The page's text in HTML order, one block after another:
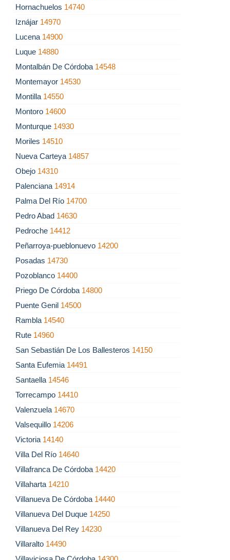
Hornachuelos 14740
Iznájar 14970
Lucena 14900
Luque 14880
Montalbán De Córdoba 14548
Montemayor 14530
Montilla 14550
Montoro 14600
Monturque 14930
Moriles 14510
Nueva Carteya 14857
Obejo 14310
Palenciana 14914
Palma Del Río 14700
Pedro Abad 14630
Pedroche 14412
Peñarroya-pueblonuevo 14200
Posadas 14730
Pozoblanco 14400
Priego De Córdoba 14800
Puente Genil 14500
Rambla 14540
Rute 14960
San Sebastián De Los Ballesteros 14150
Santa Eufemia 14491
Santaella 14546
Torrecampo 14410
Valenzuela 14670
Valsequillo 14206
Victoria 14140
Villa Del Río 14640
Villafranca De Córdoba 14420
Villaharta 14210
Villanueva De Córdoba 14440
Villanueva Del Duque 14250
Villanueva Del Rey 14230
Villaralto 14490